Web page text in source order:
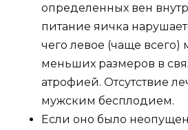
определенных вен
питание яичка
чего левое (чаще всего)
меньших размеров в
атрофией. Отсутствие
мужским бесплодием.
Если оно было